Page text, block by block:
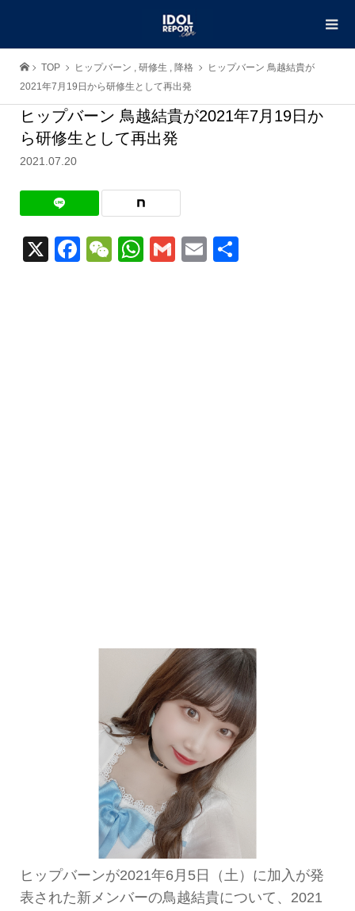
TOP ヒップバーン , 研修生 , 降格
ヒップバーン 鳥越結貴が
2021年7月19日から研修生として再出発
ヒップバーン 鳥越結貴が2021年7月19日か
ら研修生として再出発
2021.07.20
X Facebook
WeChat
WhatsApp
GmailEmail
ヒップバーンが2021年6月5日（土）に加入が発
表された新メンバーの鳥越結貴について、2021